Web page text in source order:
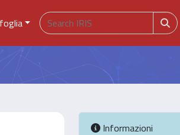
Informazioni